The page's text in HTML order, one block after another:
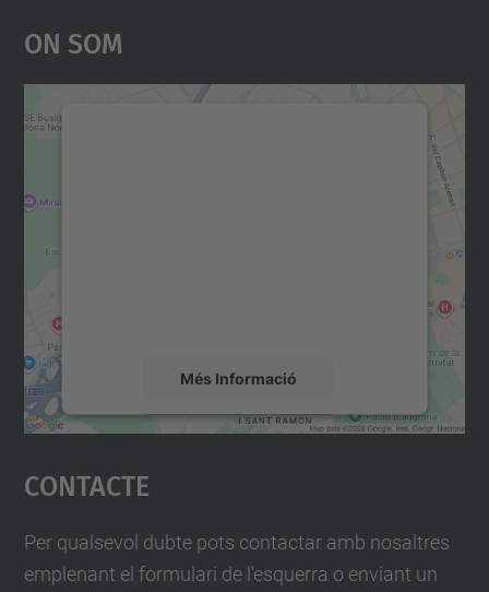
On Som
Més Informació
Accepta
powered by
Contacte
Per qualsevol dubte pots contactar amb nosaltres
emplenant el formulari de l'esquerra o enviant un